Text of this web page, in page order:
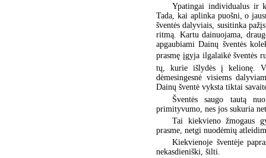
Ypatingai individualus ir
Tada, kai aplinka puošni, o
šventės dalyviais, susitinka
ritmą. Kartu dainuojama,
apgaubiami Dainų šventės
prasmę įgyja ilgalaikė šventės
tų, kurie išlydės į kelionę.
dėmesingesnė visiems
Dainų šventė vyksta tiktai
Šventės saugo tautą
primityvumo, nes jos sukuria
Tai kiekvieno žmogaus
prasme, netgi nuodėmių
Kiekvienoje šventėje
nekasdieniški, šilti.